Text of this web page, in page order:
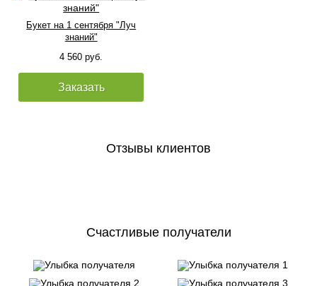
Букет на 1 сентября "Луч
знаний"
4 560 руб.
Заказать
Отзывы клиентов
Счастливые получатели